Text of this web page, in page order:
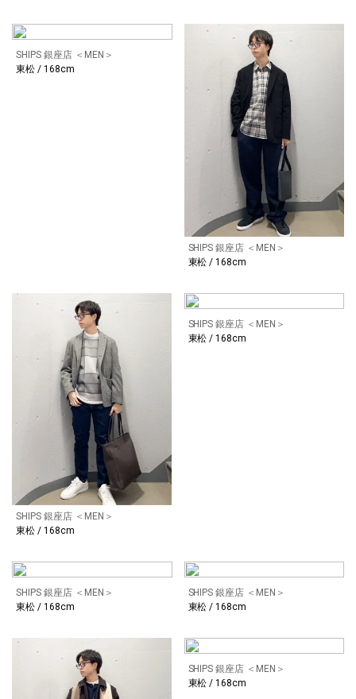
SHIPS 銀座店 ＜MEN＞
東松 / 168cm
SHIPS 銀座店 ＜MEN＞
東松 / 168cm
SHIPS 銀座店 ＜MEN＞
東松 / 168cm
SHIPS 銀座店 ＜MEN＞
東松 / 168cm
SHIPS 銀座店 ＜MEN＞
東松 / 168cm
SHIPS 銀座店 ＜MEN＞
東松 / 168cm
SHIPS 銀座店 ＜MEN＞
東松 / 168cm